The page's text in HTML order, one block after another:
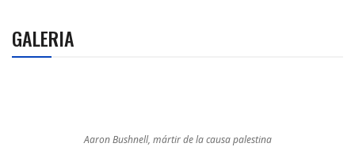
GALERIA
Aaron Bushnell, mártir de la causa palestina